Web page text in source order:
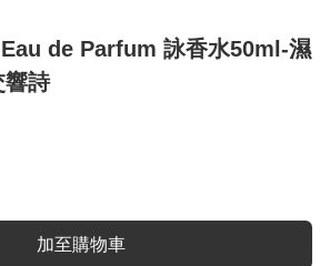
de Parfum 詠香水50ml-濕
響詩
加至購物車